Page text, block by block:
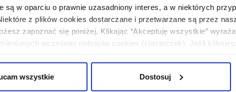
są w oparciu o prawnie uzasadniony interes, a w niektórych
z plików cookies dostarczane i przetwarzane są przez
zapoznać się poniżej. Klikając “Akceptuję wszystkie”
wcześniej rodzajów cookies (ciasteczek). Jeśli
wszystkie
Dostosuj